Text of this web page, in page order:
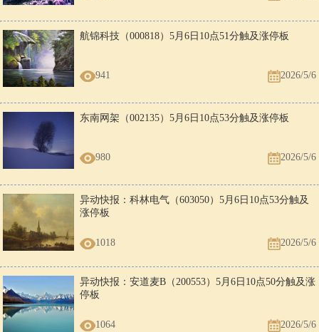
航锦科技（000818）5月6日10点51分触及涨停板
941 2026/5/6
东南网架（002135）5月6日10点53分触及涨停板
980 2026/5/6
异动快报：科林电气（603050）5月6日10点53分触及
涨停板
1018 2026/5/6
异动快报：安道麦B（200553）5月6日10点50分触及涨
停板
1064 2026/5/6